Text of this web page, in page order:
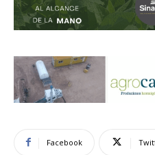
Facebook